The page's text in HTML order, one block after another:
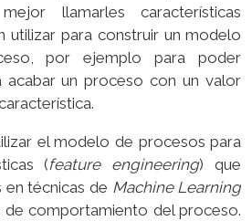
llamarles características
utilizar para construir un modelo
por ejemplo para poder
acabar un proceso con un valor
el modelo de procesos para
(feature engineering) que
en técnicas de Machine Learning
de comportamiento del proceso.